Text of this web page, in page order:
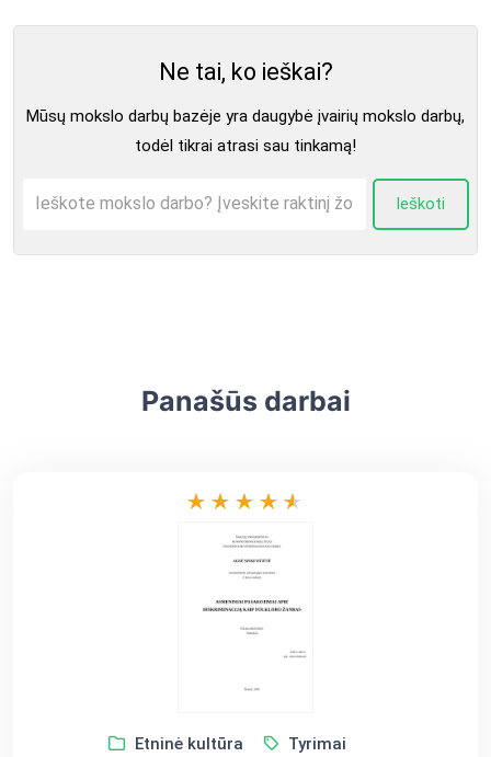
Ne tai, ko ieškai?
Mūsų mokslo darbų bazėje yra daugybė įvairių mokslo darbų,
todėl tikrai atrasi sau tinkamą!
Ieškoti
Panašūs darbai
Etninė kultūra Tyrimai